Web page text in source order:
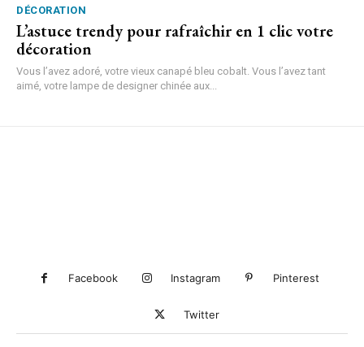
DÉCORATION
L’astuce trendy pour rafraîchir en 1 clic votre
décoration
Vous l’avez adoré, votre vieux canapé bleu cobalt. Vous l’avez tant
aimé, votre lampe de designer chinée aux...
Facebook Instagram Pinterest
Twitter